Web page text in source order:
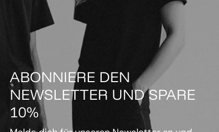
ABONNIERE DEN
NEWSLETTER UND SPARE
10%